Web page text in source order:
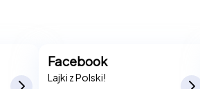
Facebook
Lajki z Polski!